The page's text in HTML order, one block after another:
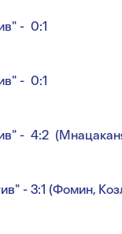
- 0:1
- 0:1
- 4:2
- 3:1 (Фомин,